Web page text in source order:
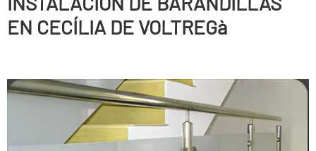
EN CECÍLIA DE VOLTREGà